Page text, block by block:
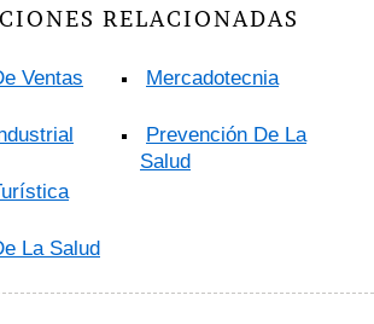
RELACIONADAS
Ventas
La Salud
Mercadotecnia
Prevención De La
Salud